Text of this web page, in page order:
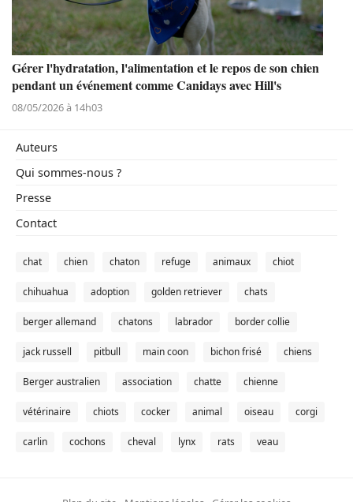
Gérer l'hydratation, l'alimentation et le repos de son chien
pendant un événement comme Canidays avec Hill's
08/05/2026 à 14h03
Auteurs
Qui sommes-nous ?
Presse
Contact
chat chien chaton refuge animaux chiot
chihuahua adoption golden retriever chats
berger allemand chatons labrador border collie
jack russell pitbull main coon bichon frisé chiens
Berger australien association chatte chienne
vétérinaire chiots cocker animal oiseau corgi
carlin cochons cheval lynx rats veau